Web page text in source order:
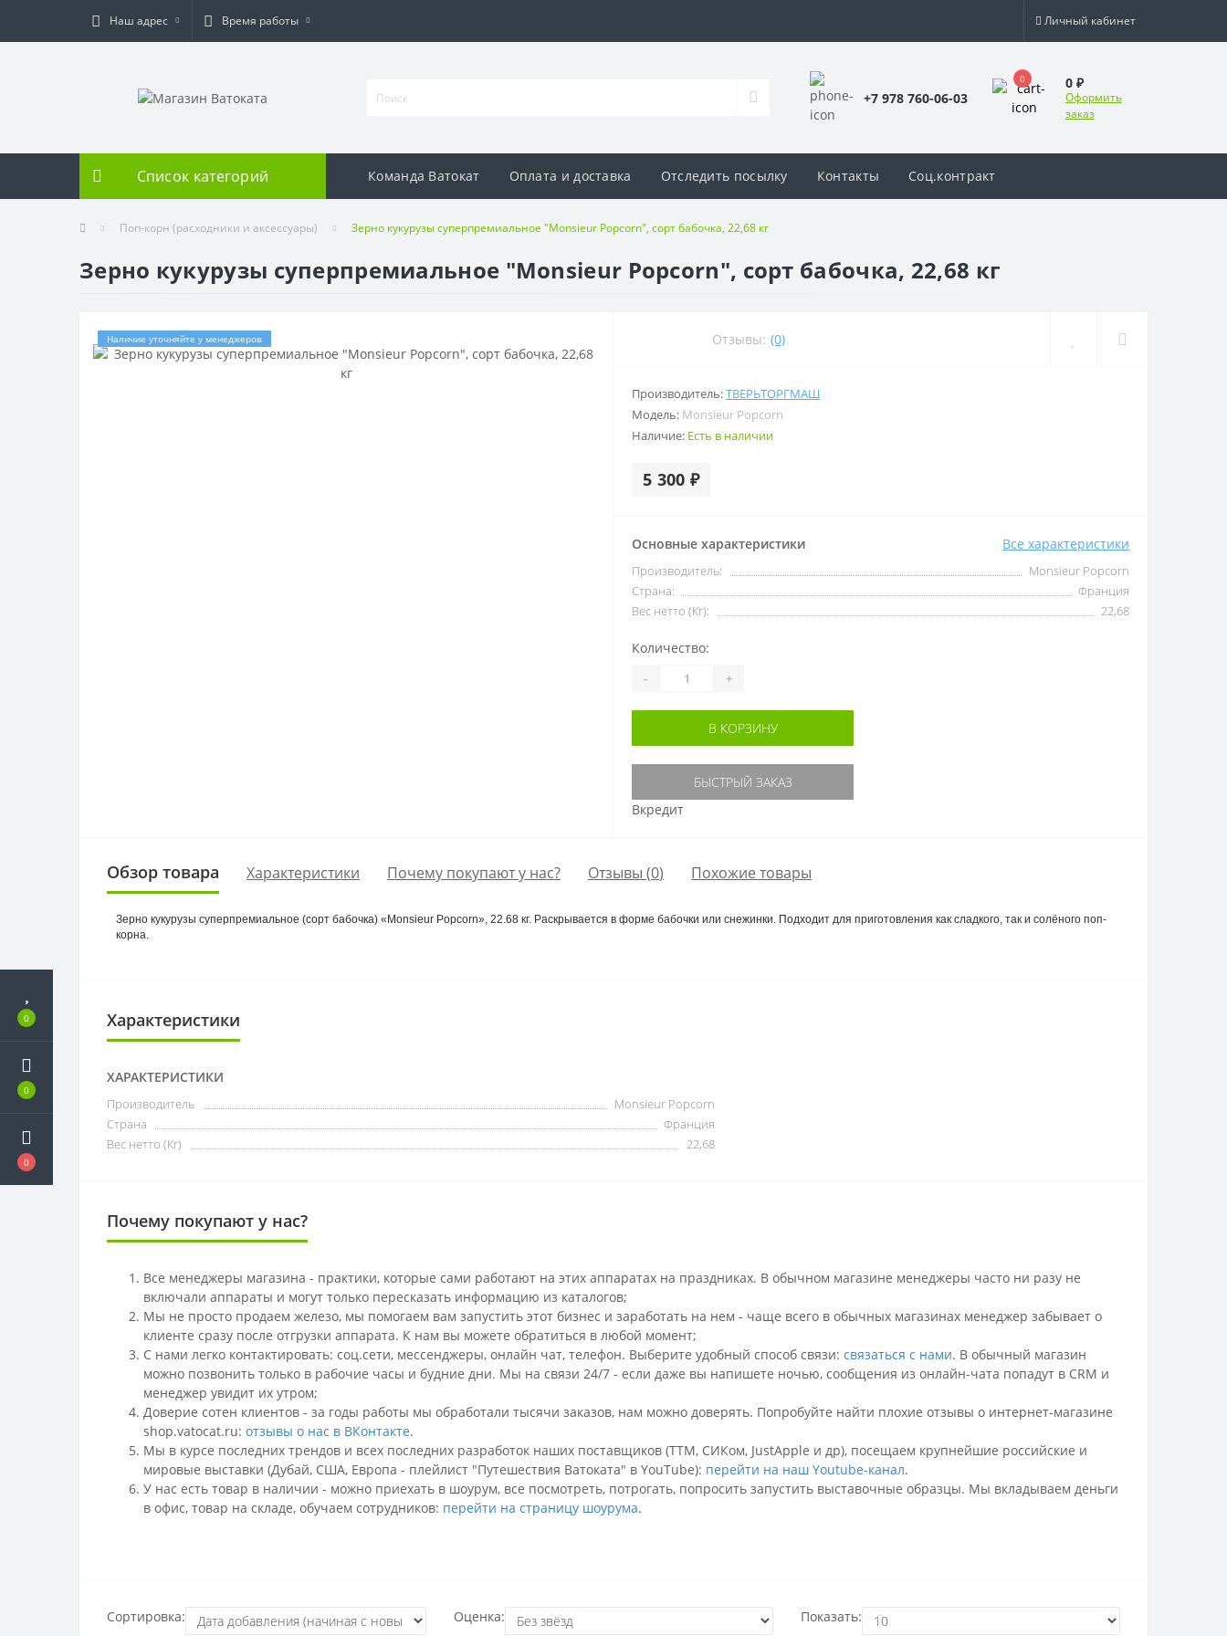
0
0
0
Наш адрес Время работы Личный кабинет
+7 978 760-06-03
0 0 ₽
Оформить
заказ
Список категорий Команда Ватокат Оплата и доставка Отследить посылку Контакты Соц.контракт
Поп-корн (расходники и аксессуары) Зерно кукурузы суперпремиальное "Monsieur Popcorn", сорт бабочка, 22,68 кг
Зерно кукурузы суперпремиальное "Monsieur Popcorn", сорт бабочка, 22,68 кг
Наличие уточняйте у менеджеров Отзывы: (0)
Производитель:ТВЕРЬТОРГМАШ
Модель: Monsieur Popcorn
Наличие: Есть в наличии
5 300 ₽
Основные характеристики Все характеристики
Производитель:
Monsieur Popcorn
Страна:
Франция
Вес нетто (Кг):
22,68
Количество:
- +
В КОРЗИНУ
БЫСТРЫЙ ЗАКАЗ
Вкредит
Обзор товара Характеристики Почему покупают у нас? Отзывы (0) Похожие товары
Зерно кукурузы суперпремиальное (сорт бабочка) «Monsieur Popcorn», 22.68 кг. Раскрывается в форме бабочки или снежинки. Подходит для приготовления как сладкого, так и солёного поп-
корна.
Характеристики
ХАРАКТЕРИСТИКИ
Производитель
Monsieur Popcorn
Страна
Франция
Вес нетто (Кг)
22,68
Почему покупают у нас?
Все менеджеры магазина - практики, которые сами работают на этих аппаратах на праздниках. В обычном магазине менеджеры часто ни разу не
включали аппараты и могут только пересказать информацию из каталогов;
Мы не просто продаем железо, мы помогаем вам запустить этот бизнес и заработать на нем - чаще всего в обычных магазинах менеджер забывает о
клиенте сразу после отгрузки аппарата. К нам вы можете обратиться в любой момент;
С нами легко контактировать: соц.сети, мессенджеры, онлайн чат, телефон. Выберите удобный способ связи: связаться с нами. В обычный магазин
можно позвонить только в рабочие часы и будние дни. Мы на связи 24/7 - если даже вы напишете ночью, сообщения из онлайн-чата попадут в CRM и
менеджер увидит их утром;
Доверие сотен клиентов - за годы работы мы обработали тысячи заказов, нам можно доверять. Попробуйте найти плохие отзывы о интернет-магазине
shop.vatocat.ru: отзывы о нас в ВКонтакте.
Мы в курсе последних трендов и всех последних разработок наших поставщиков (ТТМ, СИКом, JustApple и др), посещаем крупнейшие российские и
мировые выставки (Дубай, США, Европа - плейлист "Путешествия Ватоката" в YouTube): перейти на наш Youtube-канал.
У нас есть товар в наличии - можно приехать в шоурум, все посмотреть, потрогать, попросить запустить выставочные образцы. Мы вкладываем деньги
в офис, товар на складе, обучаем сотрудников: перейти на страницу шоурума.
Сортировка: Оценка: Показать: